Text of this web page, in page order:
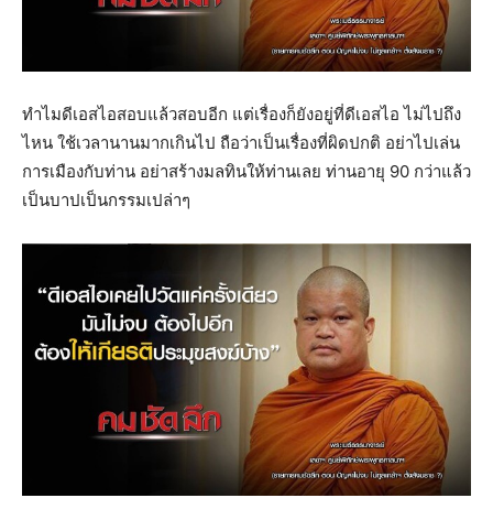
ทำไมดีเอสไอสอบแล้วสอบอีก แต่เรื่องก็ยังอยู่ที่ดีเอสไอ ไม่ไปถึง
ไหน ใช้เวลานานมากเกินไป ถือว่าเป็นเรื่องที่ผิดปกติ อย่าไปเล่น
การเมืองกับท่าน อย่าสร้างมลทินให้ท่านเลย ท่านอายุ 90 กว่าแล้ว
เป็นบาปเป็นกรรมเปล่าๆ